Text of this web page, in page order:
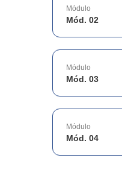
Módulo
Mód. 02
Módulo
Mód. 03
Módulo
Mód. 04